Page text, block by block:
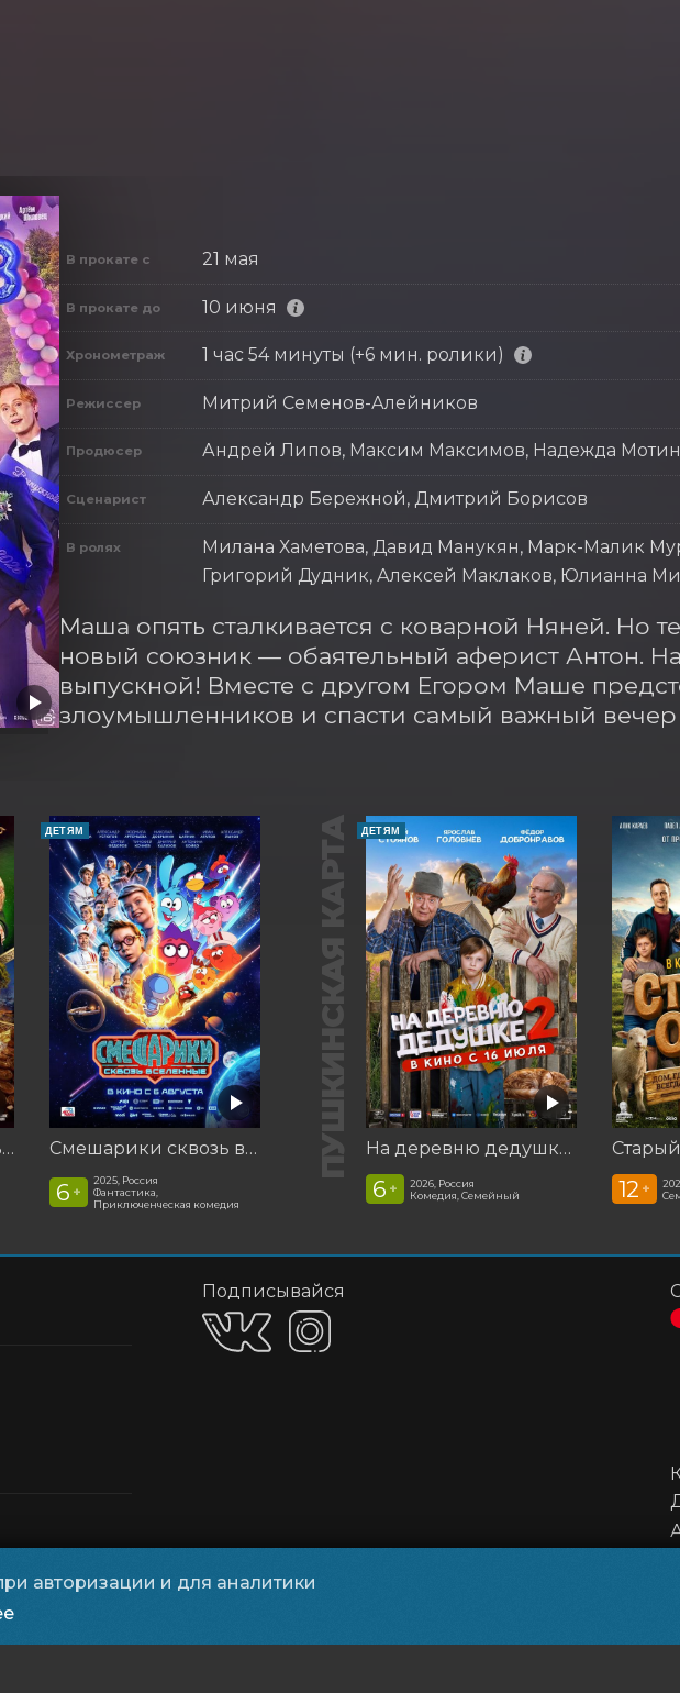
В прокате с 21 мая
В прокате до 10 июня
Хронометраж 1 час 54 минуты (+6 мин. ролики)
Режиссер Митрий Семенов-Алейников
Продюсер Андрей Липов, Максим Максимов, Надежда
Сценарист Александр Бережной, Дмитрий Борисов
В ролях
Милана Хаметова, Давид Манукян, Марк-Малик
Григорий Дудник, Алексей Маклаков, Юлианна
Маша опять сталкивается с коварной Няней. Но
новый союзник — обаятельный аферист Антон.
выпускной! Вместе с другом Егором Маше
злоумышленников и спасти самый важный вечер
Последний богатырь. Колобок
ДЕТЯМ
Смешарики сквозь вселенные
6 +
2025, Россия
Фантастика,
Приключенческая комедия
ПУШКИНСКАЯ КАРТА ДЕТЯМ
На деревню дедушке 2
6 +
2026, Россия
Комедия, Семейный
12 +
авторизации и для аналитики
Подписывайся